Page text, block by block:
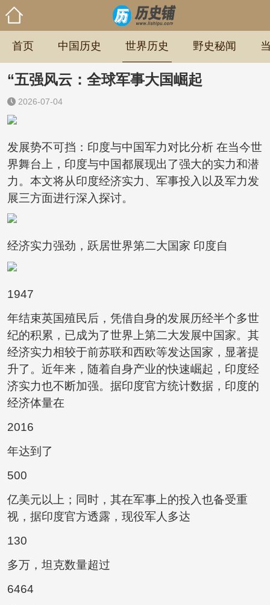
首页 中国历史 世界历史 野史秘闻
“五强风云：全球军事大国崛起
2026-07-04
发展势不可挡：印度与中国军力对比分析 在当今世
界舞台上，印度与中国都展现出了强大的实力和潜
力。本文将从印度经济实力、军事投入以及军力发
展三方面进行深入探讨。
经济实力强劲，跃居世界第二大国家 印度自
1947
年结束英国殖民后，凭借自身的发展历经半个多世
纪的积累，已成为了世界上第二大发展中国家。其
经济实力相较于前苏联和西欧等发达国家，显著提
升了。近年来，随着自身产业的快速崛起，印度经
济实力也不断加强。据印度官方统计数据，印度的
经济体量在
2016
年达到了
500
亿美元以上；同时，其在军事上的投入也备受重
视，据印度官方透露，现役军人多达
130
多万，坦克数量超过
6464